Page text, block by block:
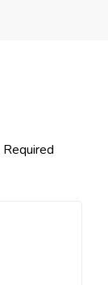
Required